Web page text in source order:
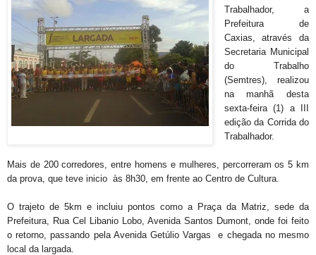
Trabalhador, a
Prefeitura de
Caxias, através da
Secretaria Municipal
do Trabalho
(Semtres), realizou
na manhã desta
sexta-feira (1) a III
edição da Corrida do
Trabalhador.
Mais de 200 corredores, entre homens e mulheres, percorreram os 5 km
da prova, que teve inicio às 8h30, em frente ao Centro de Cultura.
O trajeto de 5km e incluiu pontos como a Praça da Matriz, sede da
Prefeitura, Rua Cel Libanio Lobo, Avenida Santos Dumont, onde foi feito
o retorno, passando pela Avenida Getúlio Vargas e chegada no mesmo
local da largada.